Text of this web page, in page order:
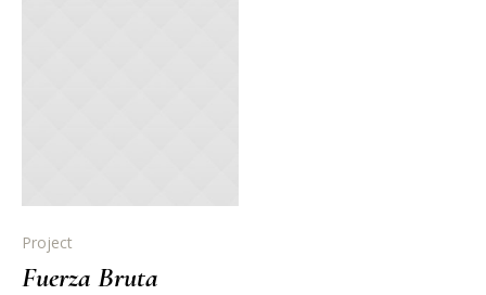
Project
Fuerza Bruta